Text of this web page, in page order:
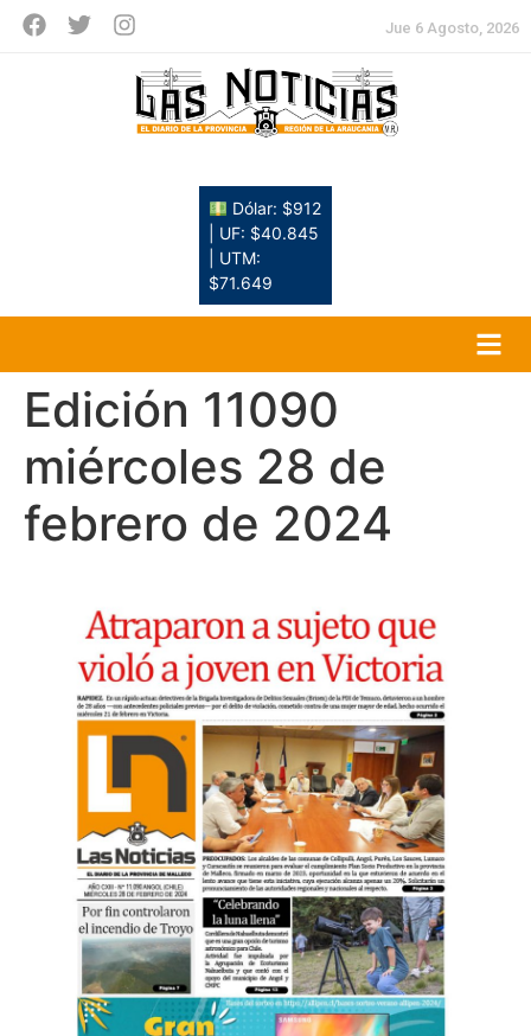
Jue 6 Agosto, 2026
Dólar: $912
| UF: $40.845
| UTM:
$71.649
Edición 11090
miércoles 28 de
febrero de 2024